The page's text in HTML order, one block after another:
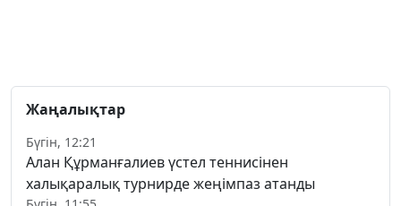
Жаңалықтар
Бүгін, 12:21
Алан Құрманғалиев үстел теннисінен
халықаралық турнирде жеңімпаз атанды